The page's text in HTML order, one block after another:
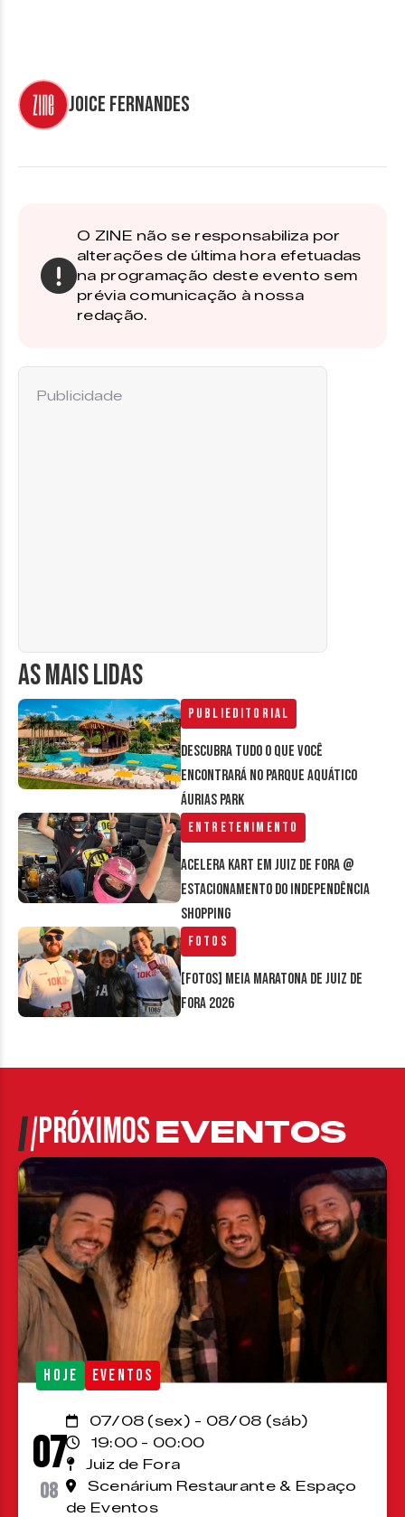
Joice Fernandes
O ZINE não se responsabiliza por
alterações de última hora efetuadas
na programação deste evento sem
prévia comunicação à nossa
redação.
AS MAIS LIDAS
Publieditorial
Descubra tudo o que você
encontrará no parque aquático
Áurias Park
Entretenimento
Acelera Kart em Juiz de Fora @
estacionamento do Independência
Shopping
Fotos
[FOTOS] Meia Maratona de Juiz de
Fora 2026
Publicidade
PRÓXIMOSEVENTOS
HOJE EVENTOS
07
08
07/08 (sex) - 08/08 (sáb)
19:00 - 00:00
Juiz de Fora
Scenárium Restaurante & Espaço
de Eventos